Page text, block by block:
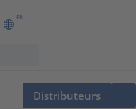
FR
Distributeurs